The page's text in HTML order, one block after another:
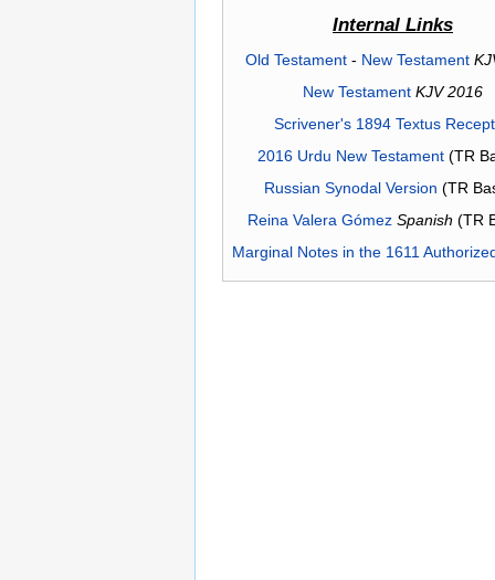
Internal Links
Old Testament- New Testament
New Testament KJV 2016
Scrivener's 1894 Textus
2016 Urdu New Testament(TR
Russian Synodal Version (TR
Reina Valera Gómez Spanish (TR
Marginal Notes in the 1611